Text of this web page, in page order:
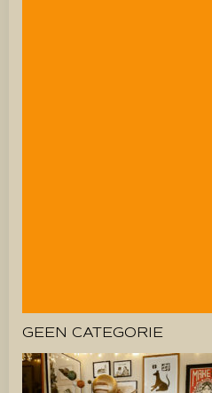
GEEN CATEGORIE